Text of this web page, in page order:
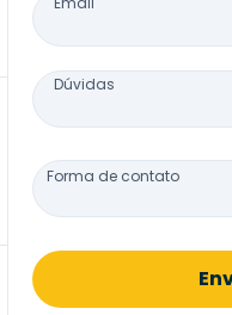
Dúvidas
Forma de contato